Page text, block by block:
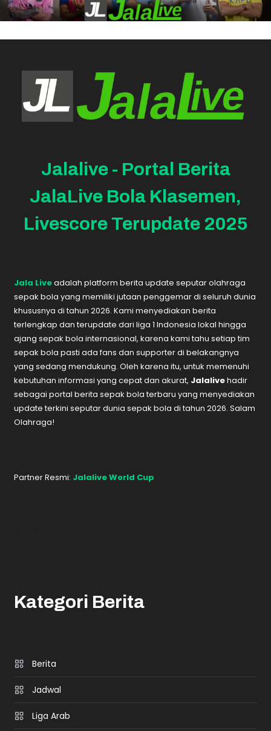
Jalalive - Portal Berita
JalaLive Bola Klasemen,
Livescore Terupdate 2025
Jala Liveadalah platform berita update seputar olahraga
sepak bola yang memiliki jutaan penggemar di seluruh dunia
khususnya di tahun 2026. Kami menyediakan berita
terlengkap dan terupdate dari liga 1 Indonesia lokal hingga
ajang sepak bola internasional, karena kami tahu setiap tim
sepak bola pasti ada fans dan supporter di belakangnya
yang sedang mendukung. Oleh karena itu, untuk memenuhi
kebutuhan informasi yang cepat dan akurat, Jalalivehadir
sebagai portal berita sepak bola terbaru yang menyediakan
update terkini seputar dunia sepak bola di tahun 2026. Salam
Olahraga!
Partner Resmi: Jalalive World Cup
Kategori Berita
Berita
Jadwal
Liga Arab